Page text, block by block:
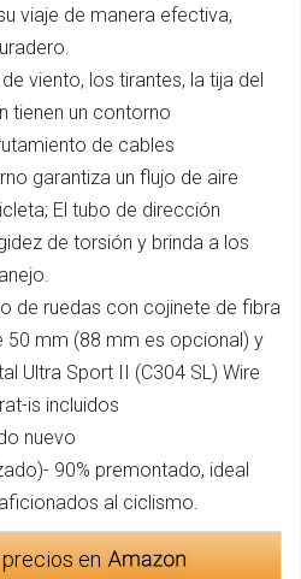
viaje de manera efectiva,
viento, los tirantes, la tija del
tienen un contorno
de cables
garantiza un flujo de aire
El tubo de dirección
de torsión y brinda a los
de ruedas con cojinete de fibra
50 mm (88 mm es opcional) y
Ultra Sport II (C304 SL) Wire
is incluidos
nuevo
90% premontado, ideal
al ciclismo.
en